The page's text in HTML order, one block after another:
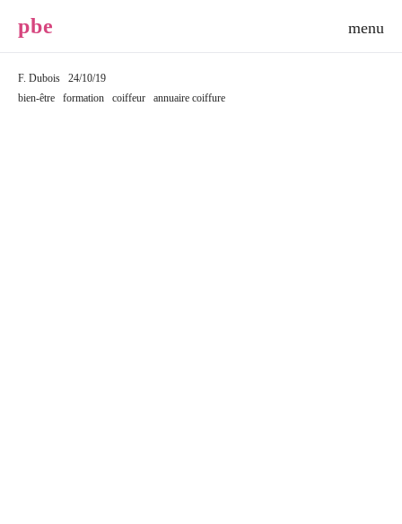
pbe
F. Dubois
24/10/19
bien-être
formation coiffeur annuaire coiffure